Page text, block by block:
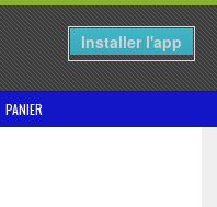
Installer l'app
PANIER